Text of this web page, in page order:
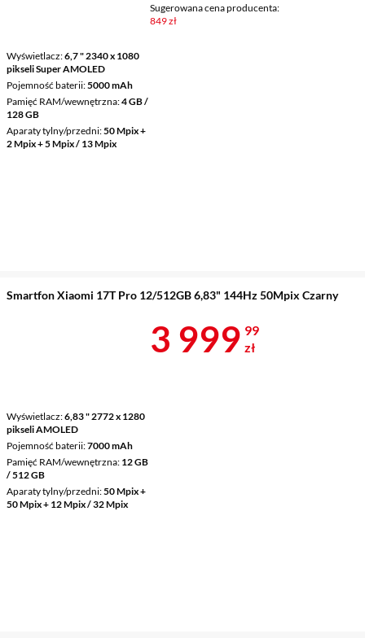
Wyświetlacz 6,7 " 2340 x 1080
pikseli Super AMOLED
Pojemność baterii 5000 mAh
Pamięć RAM/wewnętrzna 4 GB /
128 GB
Aparaty tylny/przedni 50 Mpix +
2 Mpix + 5 Mpix / 13 Mpix
Sugerowana cena producenta:
849 zł
Smartfon Xiaomi 17T Pro 12/512GB 6,83" 144Hz 50Mpix Czarny
Wyświetlacz 6,83 " 2772 x 1280
pikseli AMOLED
Pojemność baterii 7000 mAh
Pamięć RAM/wewnętrzna 12 GB
/ 512 GB
Aparaty tylny/przedni 50 Mpix +
50 Mpix + 12 Mpix / 32 Mpix
Cena 3
3 999 99
zł